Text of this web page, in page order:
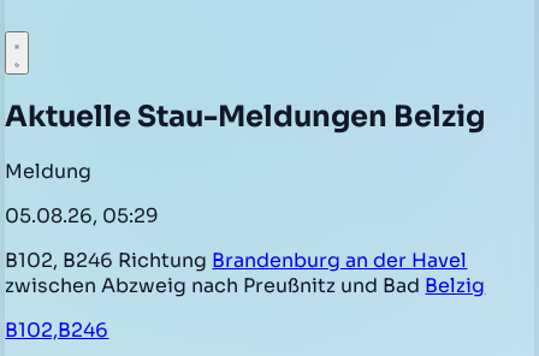
Aktuelle Stau-Meldungen Belzig
Meldung
05.08.26, 05:29
B102, B246 Richtung Brandenburg an der Havel
zwischen Abzweig nach Preußnitz und Bad Belzig
B102,B246